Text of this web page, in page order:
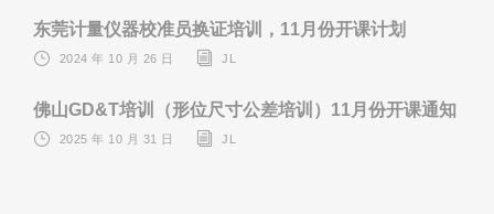
东莞计量仪器校准员换证培训，11月份开课计划
2024 年 10 月 26 日 JL
佛山GD&T培训（形位尺寸公差培训）11月份开课通知
2025 年 10 月 31 日 JL